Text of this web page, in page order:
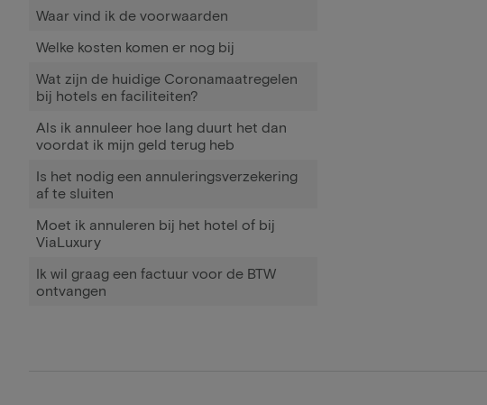
Waar vind ik de voorwaarden
Welke kosten komen er nog bij
Wat zijn de huidige Coronamaatregelen
bij hotels en faciliteiten?
Als ik annuleer hoe lang duurt het dan
voordat ik mijn geld terug heb
Is het nodig een annuleringsverzekering
af te sluiten
Moet ik annuleren bij het hotel of bij
ViaLuxury
Ik wil graag een factuur voor de BTW
ontvangen